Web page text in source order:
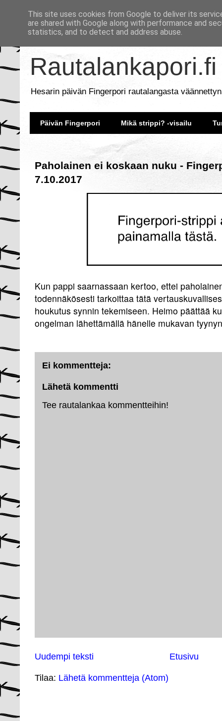
Rautalankapori.fi
Hesarin päivän Fingerpori rautalangasta
Päivän Fingerpori Mikä strippi? -visailu
Paholainen ei koskaan nuku -
7.10.2017
Kun pappi saarnassaan kertoo, ettei
todennäkösesti tarkoittaa tätä
houkutus synnin tekemiseen. Heimo päättää
ongelman lähettämällä hänelle mukavan
Ei kommentteja:
Lähetä kommentti
Tee rautalankaa kommentteihin!
Uudempi teksti Etusivu
Tilaa: Lähetä kommentteja (Atom)
This site uses cookies from Google to deliver its
are shared with Google along with performance and
statistics, and to detect and address abuse.